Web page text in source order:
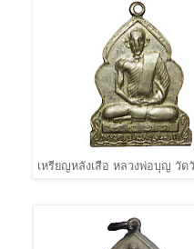
เหรียญหลังเสือ หลวงพ่อบุญ วั